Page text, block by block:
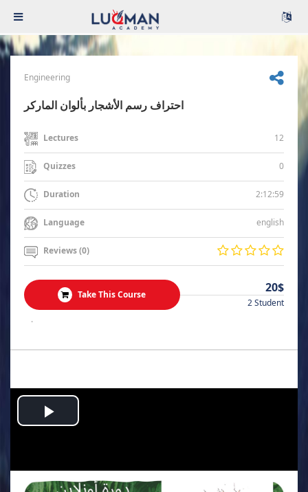
Engineering
احتراف رسم الأشجار بألوان الماركر
Lectures 12
Quizzes 0
Duration 2:12:59
Language english
Reviews (0)
Take This Course 20$
2 Student
.
Play